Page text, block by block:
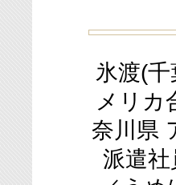
氷渡(
メリカ
奈川県
派遣